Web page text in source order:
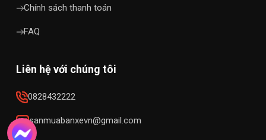
Chính sách thanh toán
FAQ
Liên hệ với chúng tôi
0828432222
sanmuabanxevn@gmail.com